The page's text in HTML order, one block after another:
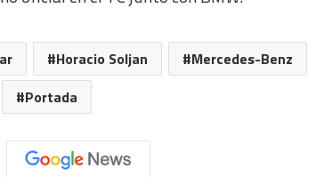
Horacio Soljan
Mercedes-Benz
Portada